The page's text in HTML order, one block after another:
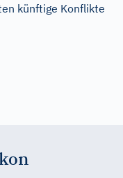
künftige Konflikte